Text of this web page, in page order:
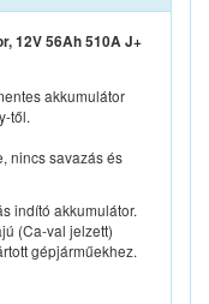
12V 56Ah 510A J+
akkumulátor
től.
nincs savazás és
indító akkumulátor.
(Ca-val jelzett)
gépjárműekhez.